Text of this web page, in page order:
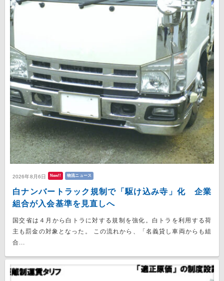
2026年8月6日 New!! 物流ニュース
白ナンバートラック規制で「駆け込み寺」化 企業
組合が入会基準を見直しへ
国交省は４月から白トラに対する規制を強化。白トラを利用する荷
主も罰金の対象となった。 この流れから、「名義貸し車両からも組
合...